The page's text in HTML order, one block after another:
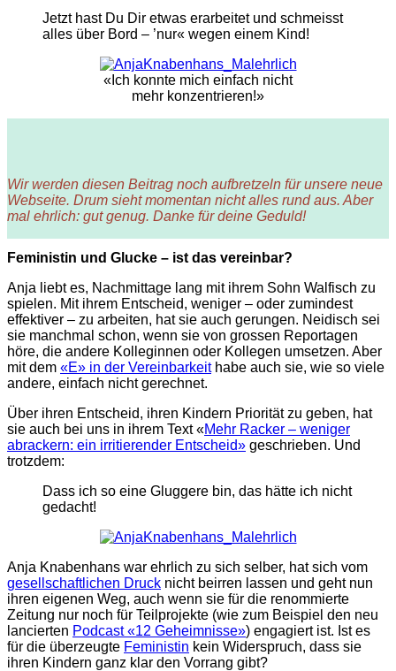
Jetzt hast Du Dir etwas erarbeitet und schmeisst
alles über Bord – ’nur« wegen einem Kind!
«Ich konnte mich einfach nicht
mehr konzentrieren!»
Wir werden diesen Beitrag noch aufbretzeln für unsere neue
Webseite. Drum sieht momentan nicht alles rund aus. Aber
mal ehrlich: gut genug. Danke für deine Geduld!
Feministin und Glucke – ist das vereinbar?
Anja liebt es, Nachmittage lang mit ihrem Sohn Walfisch zu
spielen. Mit ihrem Entscheid, weniger – oder zumindest
effektiver – zu arbeiten, hat sie auch gerungen. Neidisch sei
sie manchmal schon, wenn sie von grossen Reportagen
höre, die andere Kolleginnen oder Kollegen umsetzen. Aber
mit dem «E» in der Vereinbarkeithabe auch sie, wie so viele
andere, einfach nicht gerechnet.
Über ihren Entscheid, ihren Kindern Priorität zu geben, hat
sie auch bei uns in ihrem Text «Mehr Racker – weniger
abrackern: ein irritierender Entscheid» geschrieben. Und
trotzdem:
Dass ich so eine Gluggere bin, das hätte ich nicht
gedacht!
Anja Knabenhans war ehrlich zu sich selber, hat sich vom
gesellschaftlichen Druck nicht beirren lassen und geht nun
ihren eigenen Weg, auch wenn sie für die renommierte
Zeitung nur noch für Teilprojekte (wie zum Beispiel den neu
lancierten Podcast «12 Geheimnisse») engagiert ist. Ist es
für die überzeugte Feministin kein Widerspruch, dass sie
ihren Kindern ganz klar den Vorrang gibt?